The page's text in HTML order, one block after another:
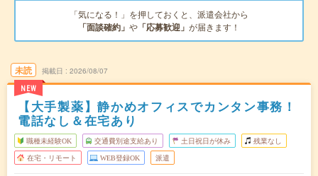
「気になる！」を押しておくと、派遣会社から
「面談確約」 や 「応募歓迎」 が届きます！
未読
NEW
掲載日 2026/08/07
【大手製薬】静かめオフィスでカンタン事務！
電話なし＆在宅あり
職種未経験OK 交通費別途支給あり 土日祝日が休み 残業なし
在宅・リモート WEB登録OK 派遣